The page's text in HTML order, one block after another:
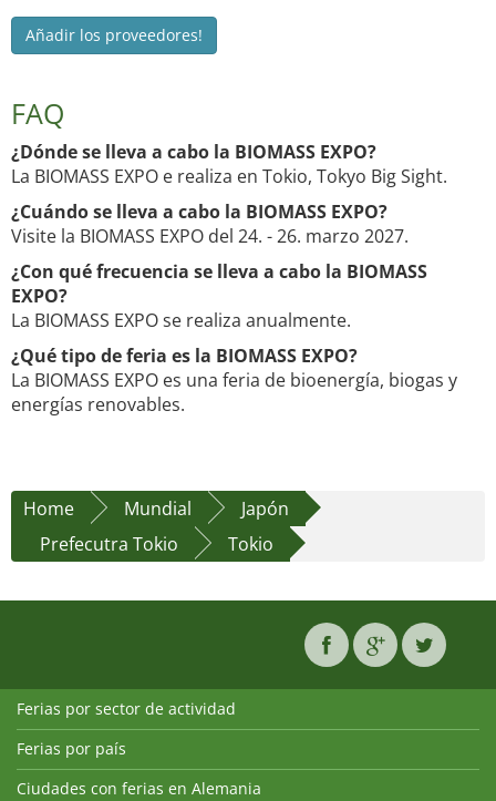
Añadir los proveedores!
FAQ
¿Dónde se lleva a cabo la BIOMASS EXPO?
La BIOMASS EXPO e realiza en Tokio, Tokyo Big Sight.
¿Cuándo se lleva a cabo la BIOMASS EXPO?
Visite la BIOMASS EXPO del 24. - 26. marzo 2027.
¿Con qué frecuencia se lleva a cabo la BIOMASS
EXPO?
La BIOMASS EXPO se realiza anualmente.
¿Qué tipo de feria es la BIOMASS EXPO?
La BIOMASS EXPO es una feria de bioenergía, biogas y
energías renovables.
Home Mundial
Japón
Prefecutra Tokio
Tokio
Ferias por sector de actividad
Ferias por país
Ciudades con ferias en Alemania